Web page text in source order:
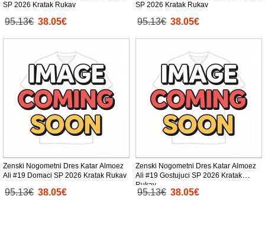
SP 2026 Kratak Rukav
95.13€ 38.05€
SP 2026 Kratak Rukav
95.13€ 38.05€
Zenski Nogometni Dres Katar Almoez
Ali #19 Domaci SP 2026 Kratak Rukav
95.13€ 38.05€
Zenski Nogometni Dres Katar Almoez
Ali #19 Gostujuci SP 2026 Kratak
Rukav
95.13€ 38.05€